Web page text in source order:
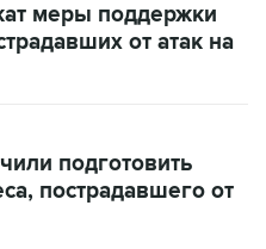
меры поддержки
от атак на
подготовить
пострадавшего от